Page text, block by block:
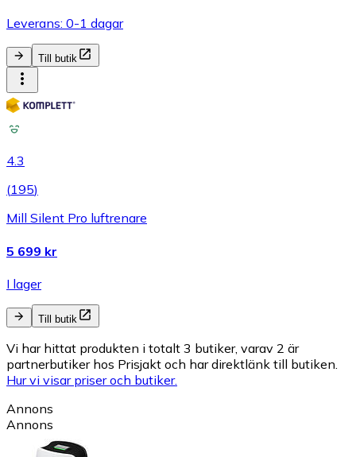
Leverans: 0-1 dagar
Till butik
4.3
(195)
Mill Silent Pro luftrenare
5 699 kr
I lager
Till butik
Vi har hittat produkten i totalt 3 butiker, varav 2 är
partnerbutiker hos Prisjakt och har direktlänk till butiken.
Hur vi visar priser och butiker.
Annons
Annons